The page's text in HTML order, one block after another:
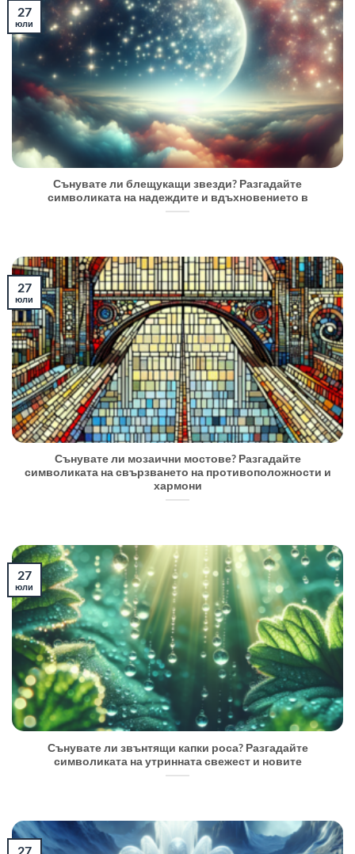
Сънувате ли блещукащи звезди? Разгадайте
символиката на надеждите и вдъхновението в
27
юли
Сънувате ли мозаични мостове? Разгадайте
символиката на свързването на противоположности и
хармони
27
юли
Сънувате ли звънтящи капки роса? Разгадайте
символиката на утринната свежест и новите
27
юли
27